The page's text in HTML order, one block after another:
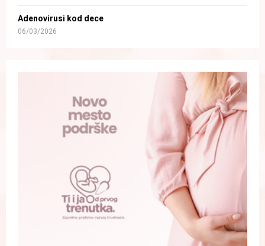
Adenovirusi kod dece
06/03/2026